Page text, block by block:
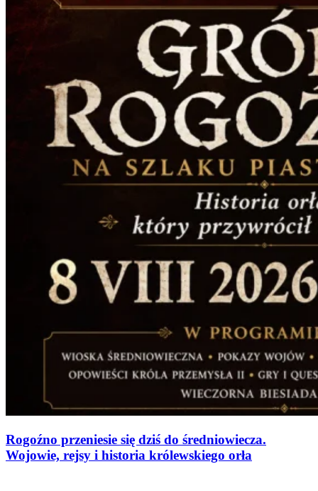
Rogoźno przeniesie się dziś do średniowiecza.
Wojowie, rejsy i historia królewskiego orła